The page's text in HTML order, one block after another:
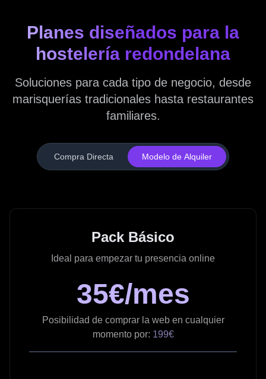
Planes diseñados para la
hostelería redondelana
Soluciones para cada tipo de negocio, desde
marisquerías tradicionales hasta restaurantes
familiares.
Compra Directa Modelo de Alquiler
Pack Básico
Ideal para empezar tu presencia online
35€/mes
Posibilidad de comprar la web en cualquier
momento por: 199€